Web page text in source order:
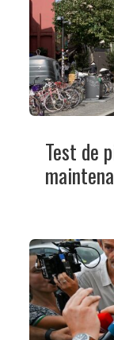
Test de